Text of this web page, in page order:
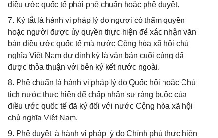
điều ước quốc tế phải phê chuẩn hoặc phê duyệt.
7. Ký tắt là hành vi pháp lý do người có thẩm quyền
hoặc người được ủy quyền thực hiện để xác nhận văn
bản điều ước quốc tế mà nước Cộng hòa xã hội chủ
nghĩa Việt Nam dự định ký là văn bản cuối cùng đã
được thỏa thuận với bên ký kết nước ngoài.
8. Phê chuẩn là hành vi pháp lý do Quốc hội hoặc Chủ
tịch nước thực hiện để chấp nhận sự ràng buộc của
điều ước quốc tế đã ký đối với nước Cộng hòa xã hội
chủ nghĩa Việt Nam.
9. Phê duyệt là hành vi pháp lý do Chính phủ thực hiện